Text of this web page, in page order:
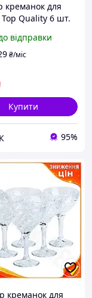
креманок для
Top Quality 6 шт.
на високій
888
відправки
₴/міс
Купити
95%
креманок для